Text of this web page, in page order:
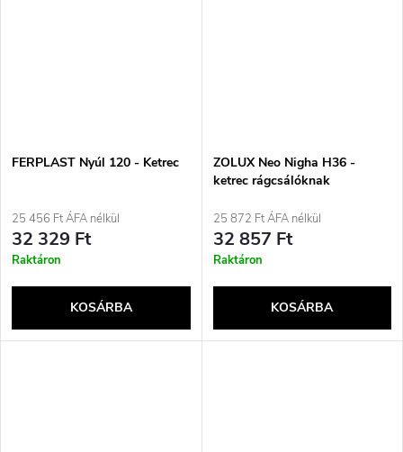
FERPLAST Nyúl 120 - Ketrec
25 456 Ft ÁFA nélkül
32 329 Ft
Raktáron
KOSÁRBA
ZOLUX Neo Nigha H36 -
ketrec rágcsálóknak
25 872 Ft ÁFA nélkül
32 857 Ft
Raktáron
KOSÁRBA